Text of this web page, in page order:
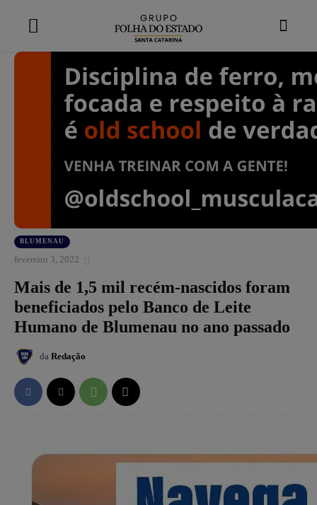
BLUMENAU
fevereiro 3, 2022
Mais de 1,5 mil recém-nascidos foram
beneficiados pelo Banco de Leite
Humano de Blumenau no ano passado
da Redação